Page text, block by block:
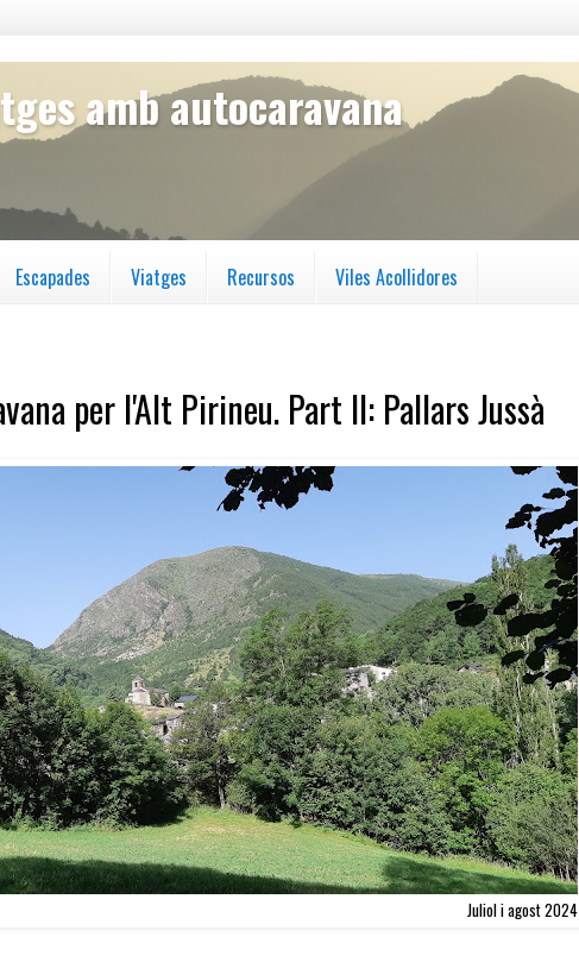
amb autocaravana
Escapades Viatges Recursos Viles Acollidores
per l'Alt Pirineu. Part II: Pallars Jussà
Juliol i agost 2024